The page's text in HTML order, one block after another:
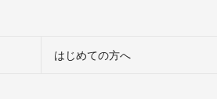
はじめての方へ